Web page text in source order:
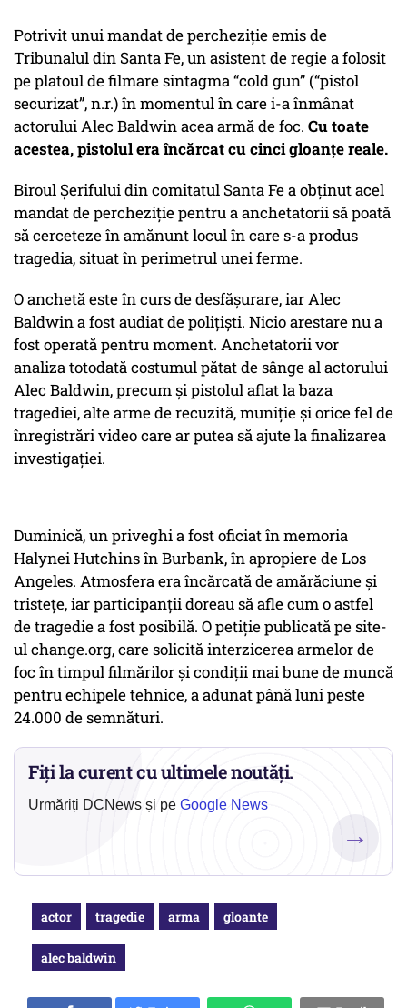
Potrivit unui mandat de percheziţie emis de
Tribunalul din Santa Fe, un asistent de regie a folosit
pe platoul de filmare sintagma “cold gun” (“pistol
securizat”, n.r.) în momentul în care i-a înmânat
actorului Alec Baldwin acea armă de foc. Cu toate
acestea, pistolul era încărcat cu cinci gloanţe reale.
Biroul Şerifului din comitatul Santa Fe a obţinut acel
mandat de percheziţie pentru a anchetatorii să poată
să cerceteze în amănunt locul în care s-a produs
tragedia, situat în perimetrul unei ferme.
O anchetă este în curs de desfăşurare, iar Alec
Baldwin a fost audiat de poliţişti. Nicio arestare nu a
fost operată pentru moment. Anchetatorii vor
analiza totodată costumul pătat de sânge al actorului
Alec Baldwin, precum şi pistolul aflat la baza
tragediei, alte arme de recuzită, muniţie şi orice fel de
înregistrări video care ar putea să ajute la finalizarea
investigaţiei.
Duminică, un priveghi a fost oficiat în memoria
Halynei Hutchins în Burbank, în apropiere de Los
Angeles. Atmosfera era încărcată de amărăciune şi
tristeţe, iar participanţii doreau să afle cum o astfel
de tragedie a fost posibilă. O petiţie publicată pe site-
ul change.org, care solicită interzicerea armelor de
foc în timpul filmărilor şi condiţii mai bune de muncă
pentru echipele tehnice, a adunat până luni peste
24.000 de semnături.
Fiți la curent cu ultimele noutăți.
Urmăriți DCNews și pe Google News
→
actor tragedie arma gloante
alec baldwin